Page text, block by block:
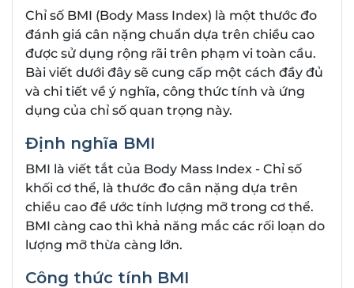
Chỉ số BMI (Body Mass Index) là một thước đo
đánh giá cân nặng chuẩn dựa trên chiều cao
được sử dụng rộng rãi trên phạm vi toàn cầu.
Bài viết dưới đây sẽ cung cấp một cách đầy đủ
và chi tiết về ý nghĩa, công thức tính và ứng
dụng của chỉ số quan trọng này.
Định nghĩa BMI
BMI là viết tắt của Body Mass Index - Chỉ số
khối cơ thể, là thước đo cân nặng dựa trên
chiều cao đề ước tính lượng mỡ trong cơ thể.
BMI càng cao thì khả năng mắc các rối loạn do
lượng mỡ thừa càng lớn.
Công thức tính BMI